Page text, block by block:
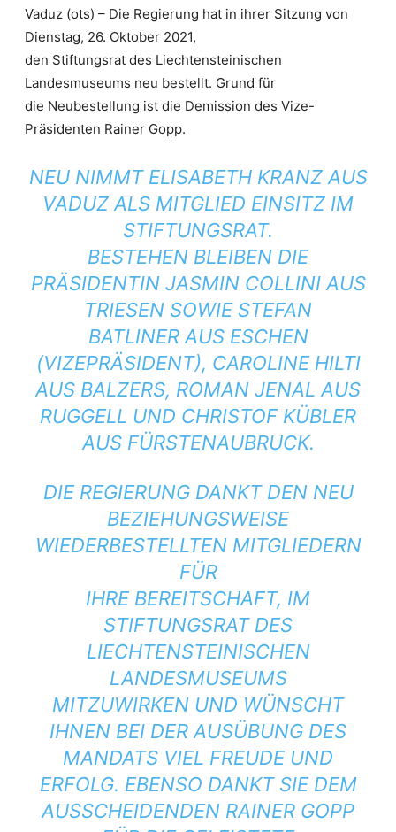
Vaduz (ots) – Die Regierung hat in ihrer Sitzung von
Dienstag, 26. Oktober 2021,
den Stiftungsrat des Liechtensteinischen
Landesmuseums neu bestellt. Grund für
die Neubestellung ist die Demission des Vize-
Präsidenten Rainer Gopp.
NEU NIMMT ELISABETH KRANZ AUS
VADUZ ALS MITGLIED EINSITZ IM
STIFTUNGSRAT.
BESTEHEN BLEIBEN DIE
PRÄSIDENTIN JASMIN COLLINI AUS
TRIESEN SOWIE STEFAN
BATLINER AUS ESCHEN
(VIZEPRÄSIDENT), CAROLINE HILTI
AUS BALZERS, ROMAN JENAL AUS
RUGGELL UND CHRISTOF KÜBLER
AUS FÜRSTENAUBRUCK.
DIE REGIERUNG DANKT DEN NEU
BEZIEHUNGSWEISE
WIEDERBESTELLTEN MITGLIEDERN
FÜR
IHRE BEREITSCHAFT, IM
STIFTUNGSRAT DES
LIECHTENSTEINISCHEN
LANDESMUSEUMS
MITZUWIRKEN UND WÜNSCHT
IHNEN BEI DER AUSÜBUNG DES
MANDATS VIEL FREUDE UND
ERFOLG. EBENSO DANKT SIE DEM
AUSSCHEIDENDEN RAINER GOPP